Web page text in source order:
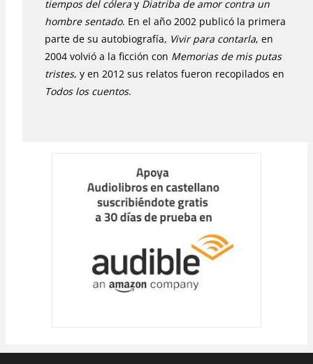
tiempos del cólera y Diatriba de amor contra un
hombre sentado. En el año 2002 publicó la primera
parte de su autobiografía, Vivir para contarla, en
2004 volvió a la ficción con Memorias de mis putas
tristes, y en 2012 sus relatos fueron recopilados en
Todos los cuentos.